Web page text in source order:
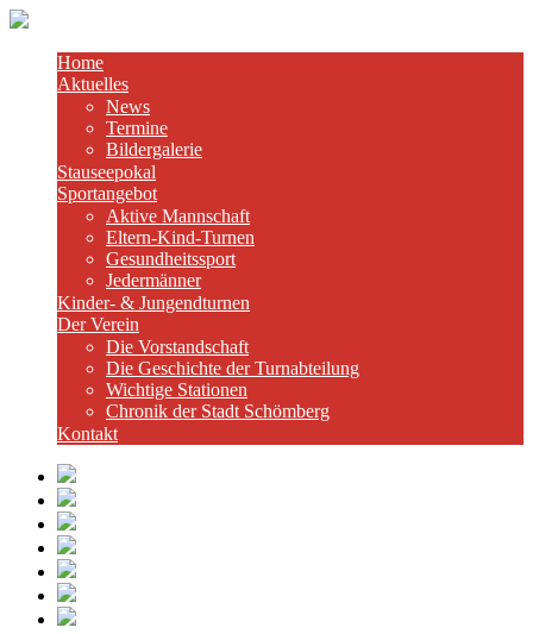
Home
Aktuelles
News
Termine
Bildergalerie
Stauseepokal
Sportangebot
Aktive Mannschaft
Eltern-Kind-Turnen
Gesundheitssport
Jedermänner
Kinder- & Jungendturnen
Der Verein
Die Vorstandschaft
Die Geschichte der Turnabteilung
Wichtige Stationen
Chronik der Stadt Schömberg
Kontakt